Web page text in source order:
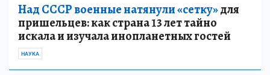
Над СССР военные натянули «сетку»для
пришельцев: как страна 13 лет тайно
искала и изучала инопланетных гостей
НАУКА